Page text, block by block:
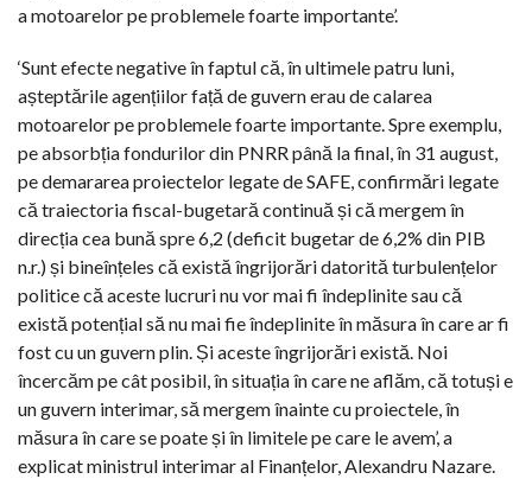
a motoarelor pe problemele foarte importante’.
‘Sunt efecte negative în faptul că, în ultimele patru luni,
așteptările agențiilor față de guvern erau de calarea
motoarelor pe problemele foarte importante. Spre exemplu,
pe absorbția fondurilor din PNRR până la final, în 31 august,
pe demararea proiectelor legate de SAFE, confirmări legate
că traiectoria fiscal-bugetară continuă și că mergem în
direcția cea bună spre 6,2 (deficit bugetar de 6,2% din PIB
n.r.) și bineînțeles că există îngrijorări datorită turbulențelor
politice că aceste lucruri nu vor mai fi îndeplinite sau că
există potențial să nu mai fie îndeplinite în măsura în care ar fi
fost cu un guvern plin. Și aceste îngrijorări există. Noi
încercăm pe cât posibil, în situația în care ne aflăm, că totuși e
un guvern interimar, să mergem înainte cu proiectele, în
măsura în care se poate și în limitele pe care le avem’, a
explicat ministrul interimar al Finanțelor, Alexandru Nazare.